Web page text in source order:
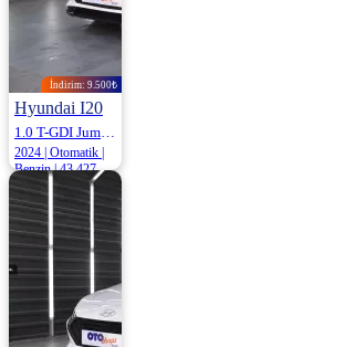
İndirim: 9.500₺
Hyundai I20
2024 | Otomatik |
Benzin | 43.427
Km
1.169.500
1.179.000 ₺